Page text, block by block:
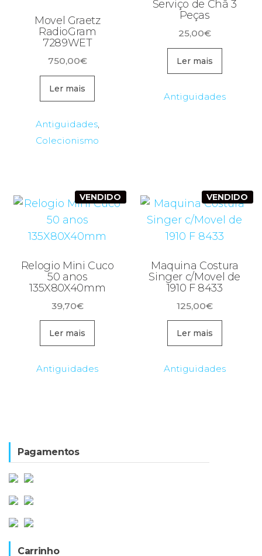
Movel Graetz
RadioGram
7289WET
750,00€
Ler mais
Antiguidades,
Colecionismo
Serviço de Chã 3
Peças
25,00€
Ler mais
Antiguidades
VENDIDO
Relogio Mini Cuco
50 anos
135X80X40mm
39,70€
Ler mais
Antiguidades
VENDIDO
Maquina Costura
Singer c/Movel de
1910 F 8433
125,00€
Ler mais
Antiguidades
Pagamentos
Carrinho